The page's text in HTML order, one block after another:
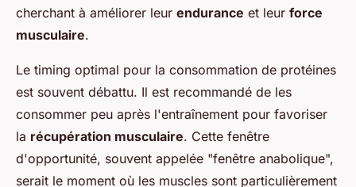
cherchant à améliorer leur endurance et leur force
musculaire.
Le timing optimal pour la consommation de protéines
est souvent débattu. Il est recommandé de les
consommer peu après l'entraînement pour favoriser
la récupération musculaire. Cette fenêtre
d'opportunité, souvent appelée "fenêtre anabolique",
serait le moment où les muscles sont particulièrement